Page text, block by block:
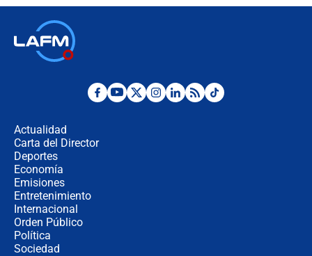
Desde dermatitis hasta infecciones:
Actualidad
Carta del Director
Deportes
Economía
Emisiones
Entretenimiento
Internacional
Orden Público
Política
Sociedad